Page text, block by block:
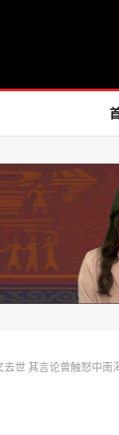
世 其言论曾触怒中南